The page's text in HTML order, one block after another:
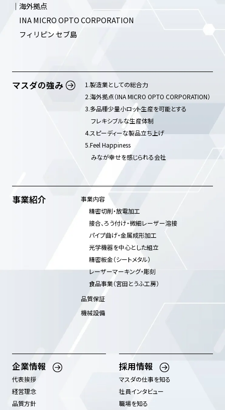
｜海外拠点
INA MICRO OPTO CORPORATION
フィリピン セブ島
マスダの強み
1.製造業としての総合力
2.海外拠点（INA MICRO OPTO CORPORATION）
3.多品種少量小ロット生産を可能とする
フレキシブルな生産体制
4.スピーディーな製品立ち上げ
5.Feel Happiness
みなが幸せを感じられる会社
事業紹介
事業内容
精密切削・放電加工​
接合、ろう付け・微細レーザー溶接
パイプ曲げ・金属成形加工
光学機器を中心とした組立
精密板金（シートメタル）
レーザーマーキング・彫刻
食品事業（宮田とうふ工房）
品質保証
機械設備
企業情報
代表挨拶
経営理念
品質方針
採用情報
マスダの仕事を知る
社員インタビュー
職場を知る